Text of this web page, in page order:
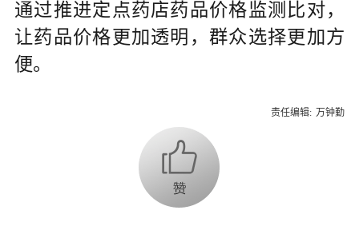
通过推进定点药店药品价格监测比对，
让药品价格更加透明，群众选择更加方
便。
责任编辑: 万钟勤